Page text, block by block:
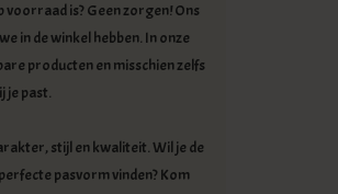
voorraad is? Geen zorgen! Ons
in de winkel hebben. In onze
producten en misschien zelfs
je past.
stijl en kwaliteit. Wil je de
pasvorm vinden? Kom